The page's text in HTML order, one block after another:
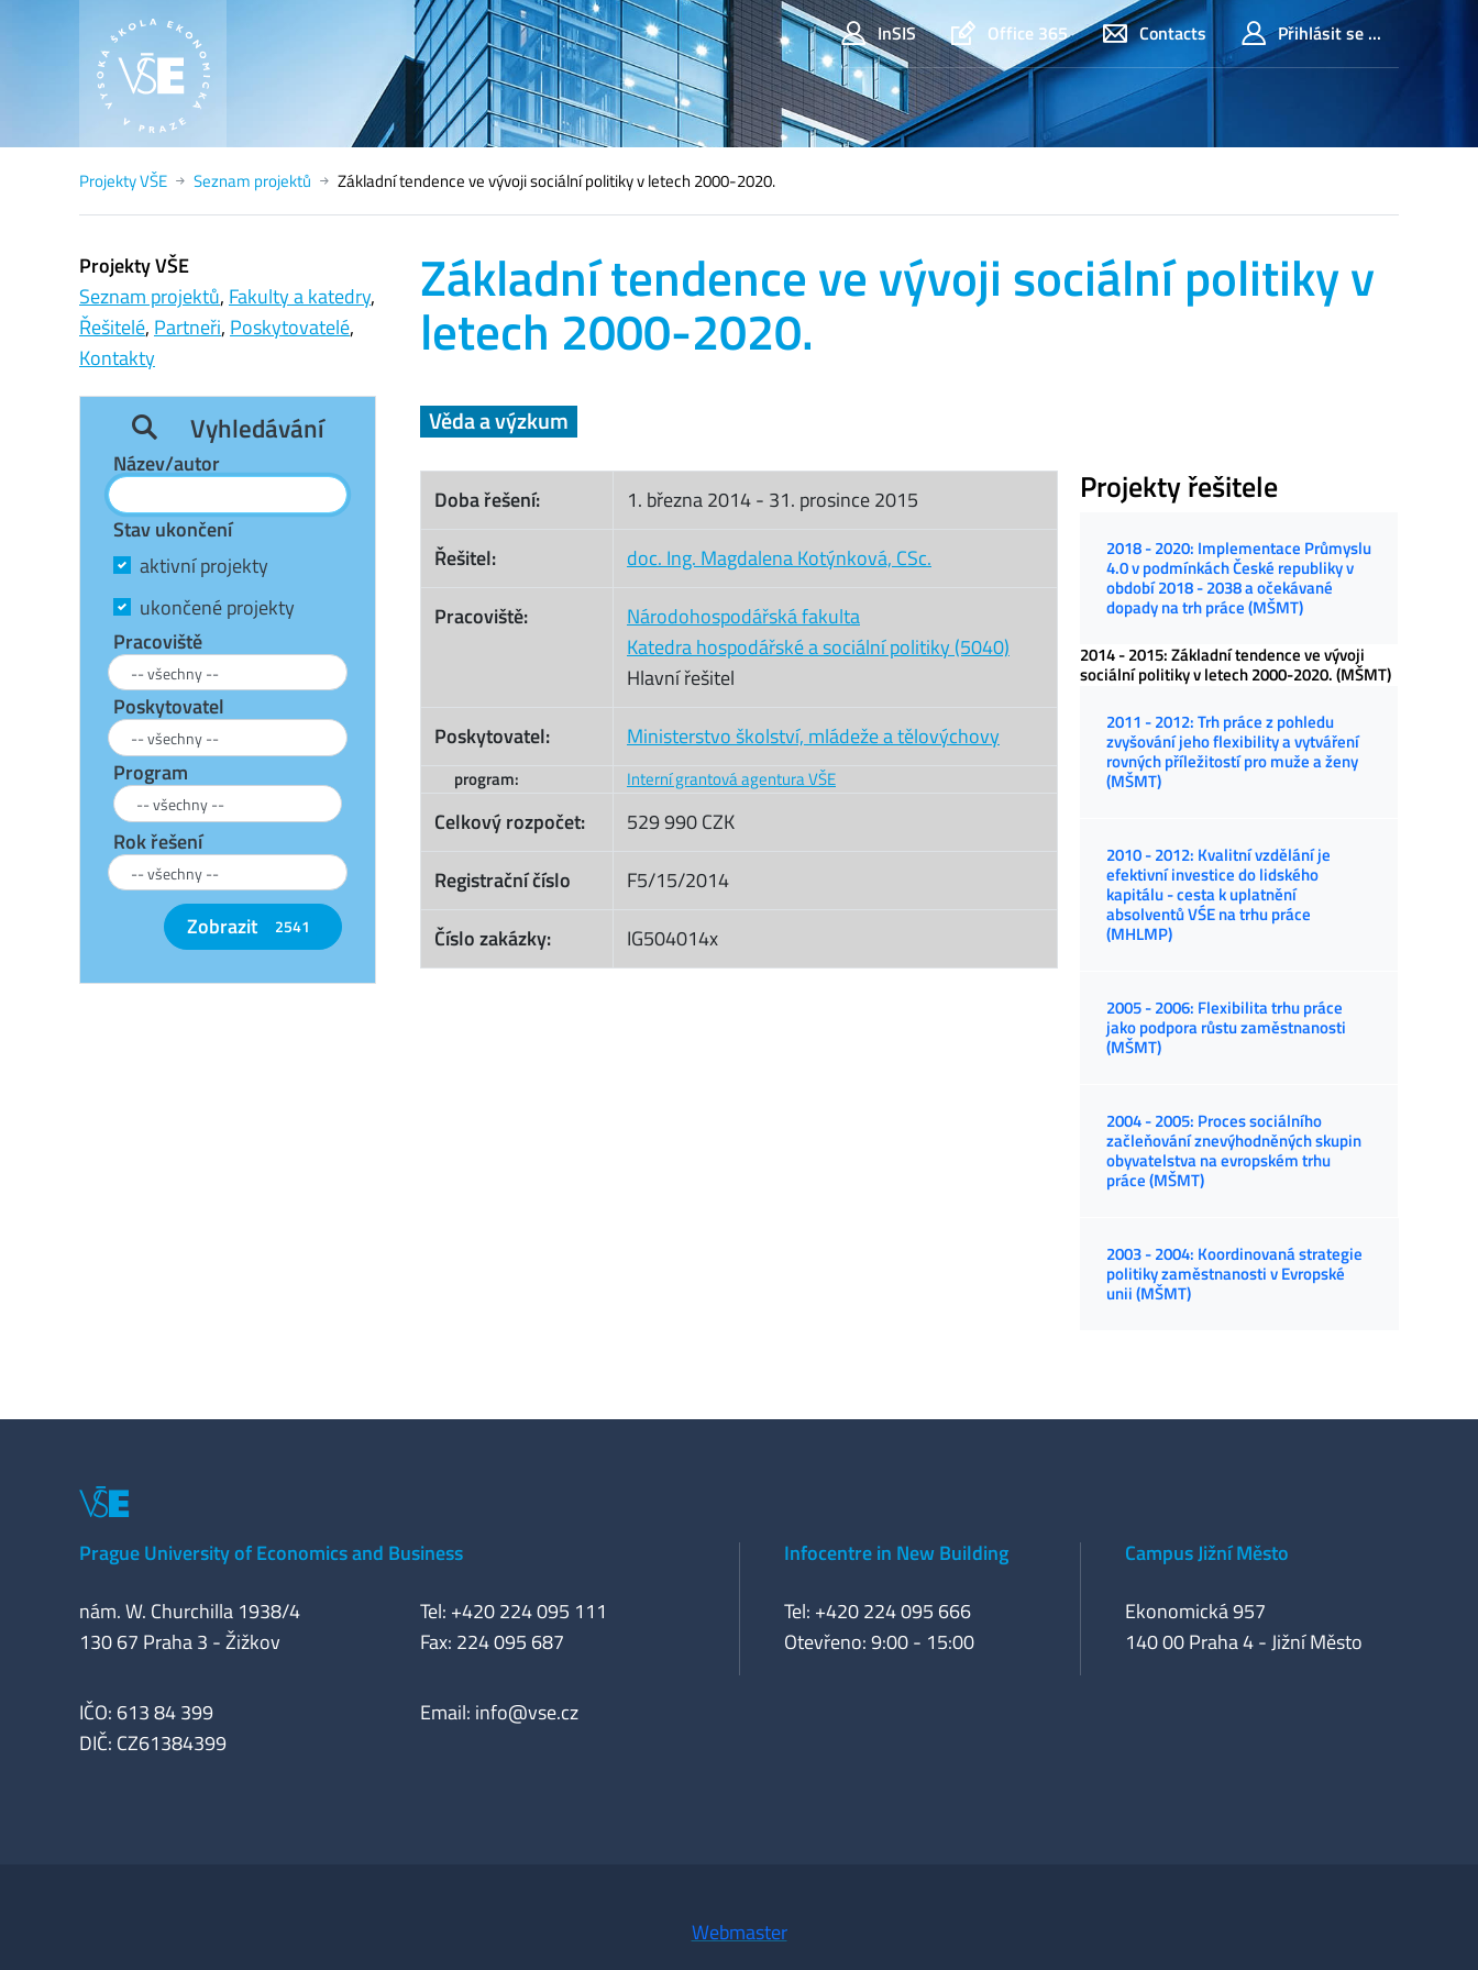
InSIS Office 365 Contacts Přihlásit se ...
Projekty VŠE Seznam projektů Základní tendence ve vývoji sociální politiky v letech 2000-2020.
Základní tendence ve vývoji sociální politiky v
letech 2000-2020.
Věda a výzkum
Doba řešení: 1. března 2014- 31. prosince 2015
Řešitel:
doc. Ing. Magdalena Kotýnková, CSc.
Pracoviště:
Národohospodářská fakulta
Katedra hospodářské a sociální politiky (5040)
Hlavní řešitel
Poskytovatel:
Ministerstvo školství, mládeže a tělovýchovy
program: Interní grantová agentura VŠE
Celkový rozpočet:
529 990 CZK
Registrační číslo
F5/15/2014
Číslo zakázky:
IG504014x
Projekty řešitele
2018 - 2020: Implementace Průmyslu
4.0 v podmínkách České republiky v
období 2018 - 2038 a očekávané
dopady na trh práce (MŠMT)
2014 - 2015: Základní tendence ve vývoji
sociální politiky v letech 2000-2020. (MŠMT)
2011 - 2012: Trh práce z pohledu
zvyšování jeho flexibility a vytváření
rovných příležitostí pro muže a ženy
(MŠMT)
2010 - 2012: Kvalitní vzdělání je
efektivní investice do lidského
kapitálu - cesta k uplatnění
absolventů VŚE na trhu práce
(MHLMP)
2005 - 2006: Flexibilita trhu práce
jako podpora růstu zaměstnanosti
(MŠMT)
2004 - 2005: Proces sociálního
začleňování znevýhodněných skupin
obyvatelstva na evropském trhu
práce (MŠMT)
2003 - 2004: Koordinovaná strategie
politiky zaměstnanosti v Evropské
unii (MŠMT)
Projekty VŠE
Seznam projektů, Fakulty a katedry,
Řešitelé, Partneři, Poskytovatelé,
Kontakty
Vyhledávání
Název/autor
Stav ukončení
aktivní projekty
ukončené projekty
Pracoviště
Poskytovatel
Program
Rok řešení
Zobrazit 2541
Prague University of Economics and Business
nám. W. Churchilla 1938/4
130 67 Praha 3 - Žižkov
Tel: +420 224 095 111
Fax: 224 095 687
IČO: 613 84 399
DIČ: CZ61384399
Email: info@vse.cz
Infocentre in New Building
Tel: +420 224 095 666
Otevřeno: 9:00 - 15:00
Campus Jižní Město
Ekonomická 957
140 00 Praha 4 - Jižní Město
Webmaster